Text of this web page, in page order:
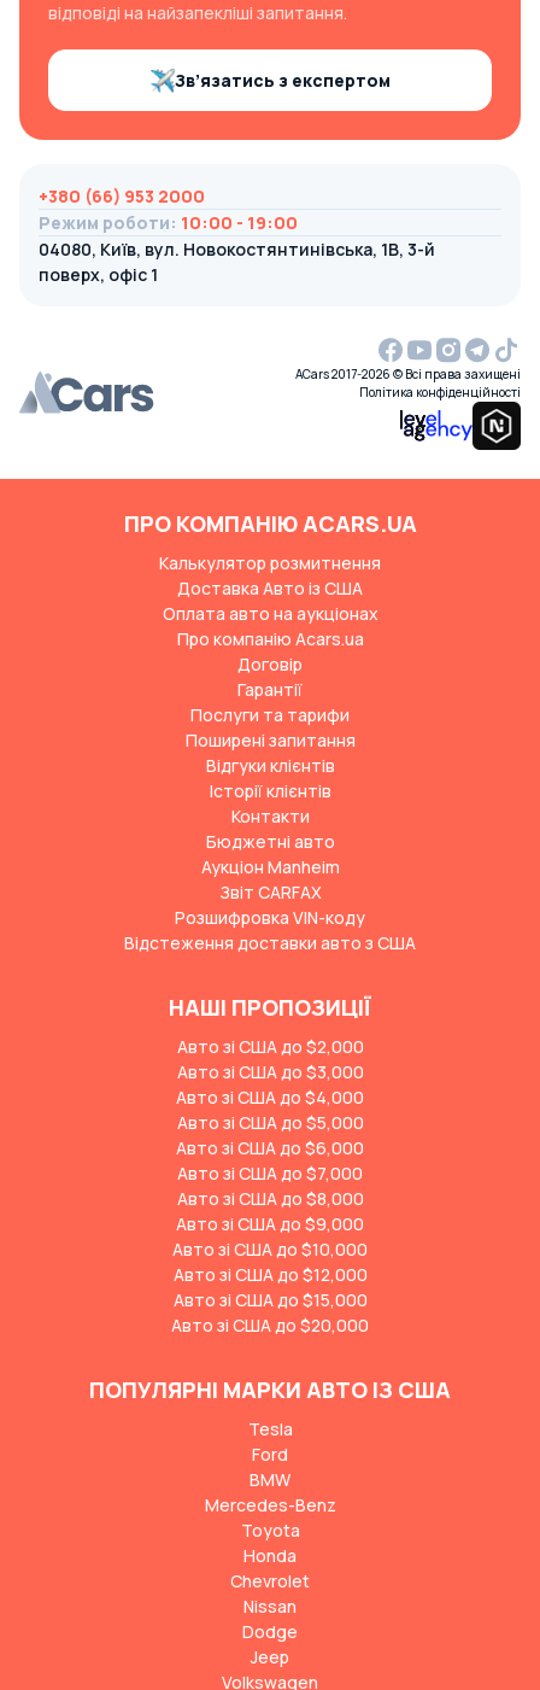
відповіді на найзапекліші запитання.
Зв’язатись з експертом
+380 (66) 953 2000
Режим роботи: 10:00 - 19:00
04080, Київ, вул. Новокостянтинівська, 1В, 3-й
поверх, офіс 1
ACars 2017-2026 © Всі права захищені
Політика конфіденційності
ПРО КОМПАНІЮ ACARS.UA
Калькулятор розмитнення
Доставка Авто із США
Оплата авто на аукціонах
Про компанію Acars.ua
Договір
Гарантії
Послуги та тарифи
Поширені запитання
Відгуки клієнтів
Історії клієнтів
Контакти
Бюджетні авто
Аукціон Manheim
Звіт CARFAX
Розшифровка VIN-коду
Відстеження доставки авто з США
НАШІ ПРОПОЗИЦІЇ
Авто зі США до $2,000
Авто зі США до $3,000
Авто зі США до $4,000
Авто зі США до $5,000
Авто зі США до $6,000
Авто зі США до $7,000
Авто зі США до $8,000
Авто зі США до $9,000
Авто зі США до $10,000
Авто зі США до $12,000
Авто зі США до $15,000
Авто зі США до $20,000
ПОПУЛЯРНІ МАРКИ АВТО ІЗ США
Tesla
Ford
BMW
Mercedes-Benz
Toyota
Honda
Chevrolet
Nissan
Dodge
Jeep
Volkswagen